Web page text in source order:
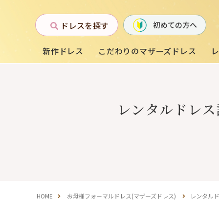
ドレスを探す 初めての方へ
新作ドレス こだわりのマザーズドレス
お母様フォーマルドレス
(マザーズドレス)レンタルドレ
HOME お母様フォーマルドレス(マザーズドレス) レンタル